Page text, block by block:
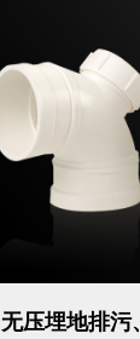
无压埋地排污